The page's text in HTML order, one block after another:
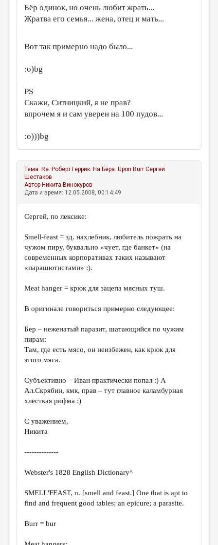
Бёр одинок, но очень любит жрать...
Жратва его семья... жена, отец и мать...
Вот так примерно надо было...
:о)bg
PS
Скажи, Ситницкий, я не прав?
впрочем я и сам уверен на 100 пудов...
:о)))bg
Тема:Re: Роберт Геррик. На Бёра. Upon Burr Сергей
Шестаков
АвторНикита Винокуров
Дата и время: 12.05.2008, 00:14:49
Сергей, по лексике:
Smell-feast = зд. нахлебник, любитель пожрать на
чужом пиру, буквально «чует, где банкет» (на
современных корпоративах таких называют
«парашютистами» :).
Meat hanger = крюк для зацепа мясных туш.
В оригинале говориться примерно следующее:
Бер – неженатый паразит, шатающийся по чужим
пирам:
Там, где есть мясо, он неизбежен, как крюк для
этого мяса.
Субъективно – Иван практически попал :) А
Ал.Скрябин, кмк, прав – тут главное каламбурная
хлесткая рифма :)
С уважением,
Никита
--------------
Webster's 1828 English Dictionary^
SMELL'FEAST, n. [smell and feast.] One that is apt to
find and frequent good tables; an epicure; a parasite.
Burr = bur